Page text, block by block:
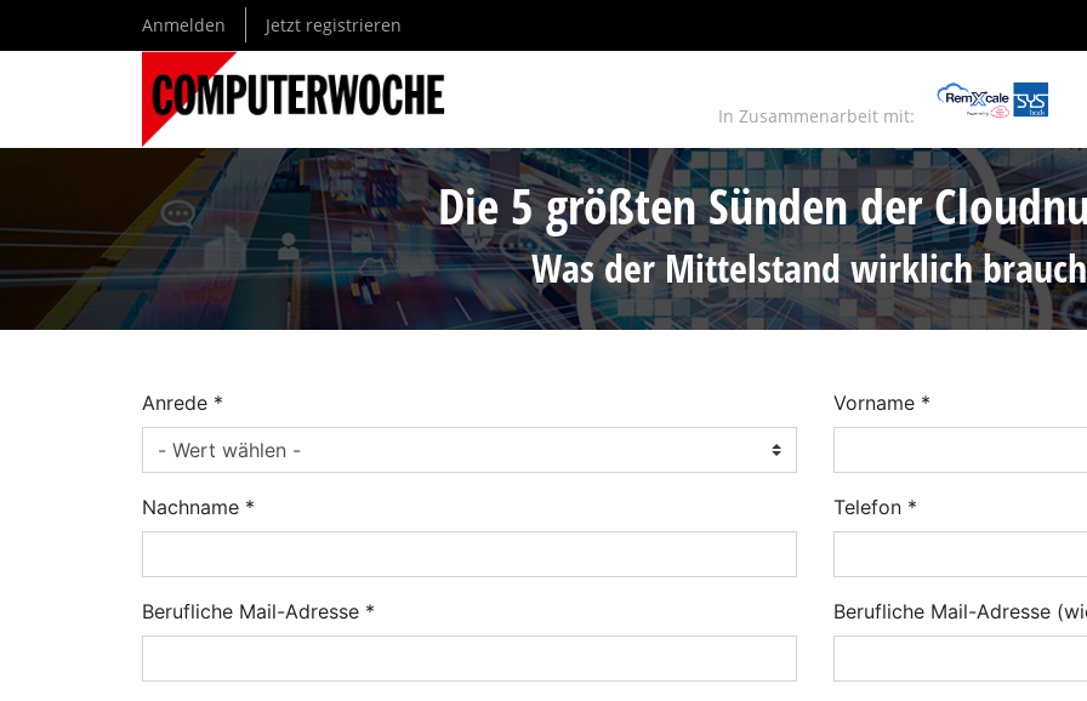
Anmelden Jetzt registrieren
In Zusammenarbeit mit:
Die 5 größten Sünden der
Was der Mittelstand wirklich
Anrede Vorname
Nachname Telefon
Berufliche Mail-Adresse Berufliche Mail-Adresse